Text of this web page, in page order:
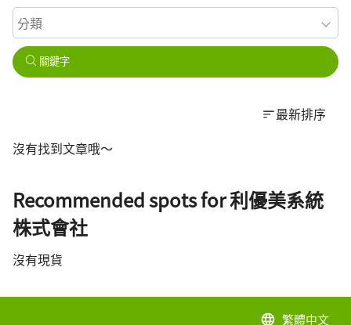
關鍵字
最新排序
沒有找到文章哦～
Recommended spots for 利優美系統
株式會社
沒有現貨
language 繁體中文